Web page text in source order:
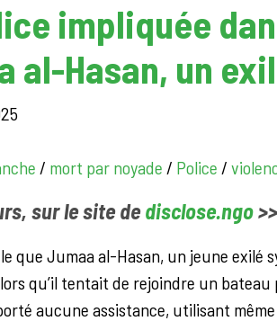
impliquée
al-Hasan, un
/ mort par noyade / Police /
sur le site dedisclose.ngo>>
que Jumaa al-Hasan, un jeune exilé
qu’il tentait de rejoindre un bateau
aucune assistance, utilisant